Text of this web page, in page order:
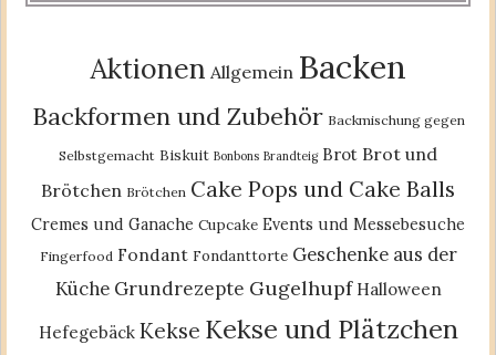
Aktionen Allgemein Backen
Backformen und Zubehör Backmischung gegen
Selbstgemacht Biskuit Bonbons Brandteig Brot Brot und
Brötchen Brötchen Cake Pops und Cake Balls
Cremes und Ganache Cupcake Events und Messebesuche
Fingerfood Fondant Fondanttorte Geschenke aus der
Küche Grundrezepte Gugelhupf Halloween
Hefegebäck Kekse Kekse und Plätzchen